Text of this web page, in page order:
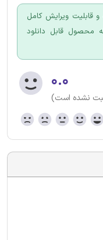
و قابلیت ویرایش کامل
محصول قابل دانلود
۰.۰
ثبت نشده است)